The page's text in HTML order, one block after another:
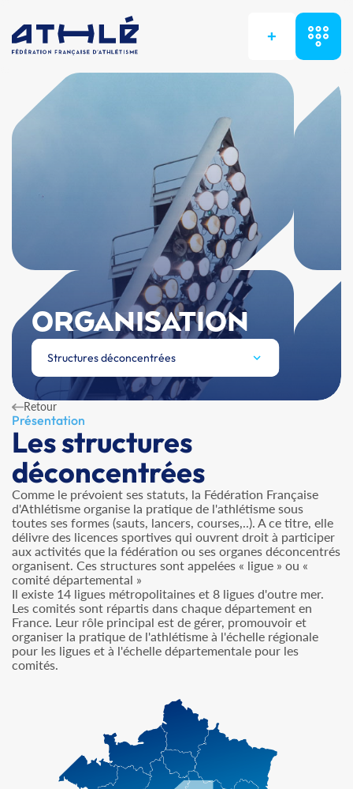
+
ORGANISATION
Structures déconcentrées
Retour
Présentation
Les structures
déconcentrées
Comme le prévoient ses statuts, la Fédération Française
d'Athlétisme organise la pratique de l'athlétisme sous
toutes ses formes (sauts, lancers, courses,..). A ce titre, elle
délivre des licences sportives qui ouvrent droit à participer
aux activités que la fédération ou ses organes déconcentrés
organisent. Ces structures sont appelées « ligue » ou «
comité départemental »
Il existe 14 ligues métropolitaines et 8 ligues d'outre mer.
Les comités sont répartis dans chaque département en
France. Leur rôle principal est de gérer, promouvoir et
organiser la pratique de l'athlétisme à l'échelle régionale
pour les ligues et à l'échelle départementale pour les
comités.